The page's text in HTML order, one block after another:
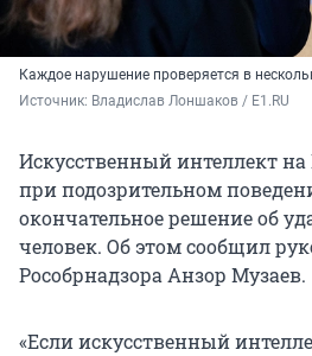
Каждое нарушение проверяется в
Источник: Владислав Лоншаков / E1.RU
Искусственный интеллект
при подозрительном
окончательное решение об
человек. Об этом сообщил
Рособрнадзора Анзор Музаев.
«Если искусственный